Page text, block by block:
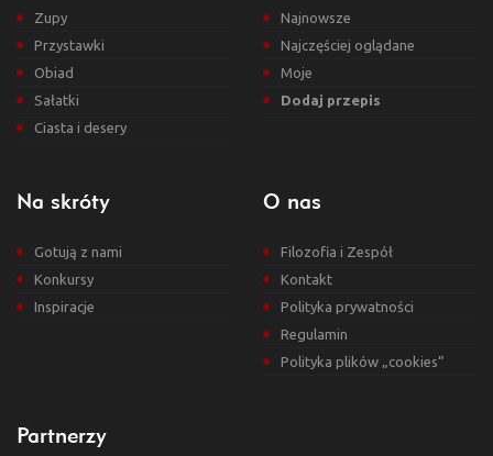
Zupy
Przystawki
Obiad
Sałatki
Ciasta i desery
Najnowsze
Najczęściej oglądane
Moje
Dodaj przepis
Na skróty
Gotują z nami
Konkursy
Inspiracje
O nas
Filozofia i Zespół
Kontakt
Polityka prywatności
Regulamin
Polityka plików „cookies”
Partnerzy